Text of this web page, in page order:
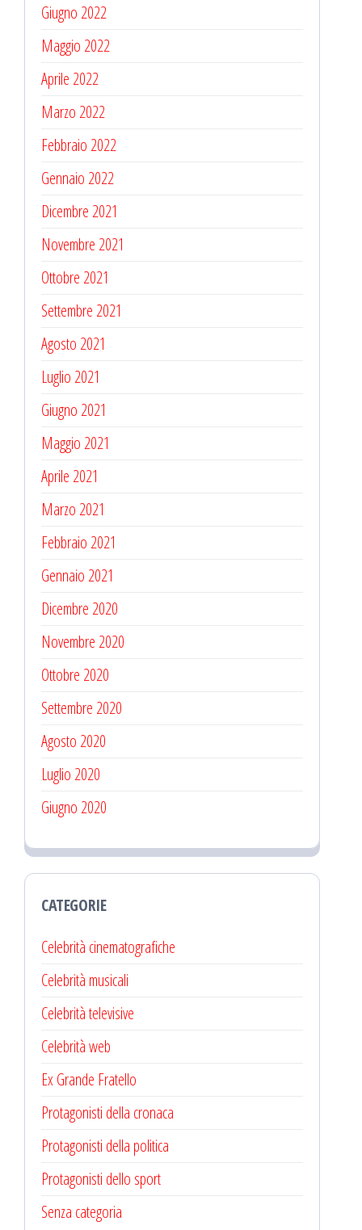
Giugno 2022
Maggio 2022
Aprile 2022
Marzo 2022
Febbraio 2022
Gennaio 2022
Dicembre 2021
Novembre 2021
Ottobre 2021
Settembre 2021
Agosto 2021
Luglio 2021
Giugno 2021
Maggio 2021
Aprile 2021
Marzo 2021
Febbraio 2021
Gennaio 2021
Dicembre 2020
Novembre 2020
Ottobre 2020
Settembre 2020
Agosto 2020
Luglio 2020
Giugno 2020
CATEGORIE
Celebrità cinematografiche
Celebrità musicali
Celebrità televisive
Celebrità web
Ex Grande Fratello
Protagonisti della cronaca
Protagonisti della politica
Protagonisti dello sport
Senza categoria